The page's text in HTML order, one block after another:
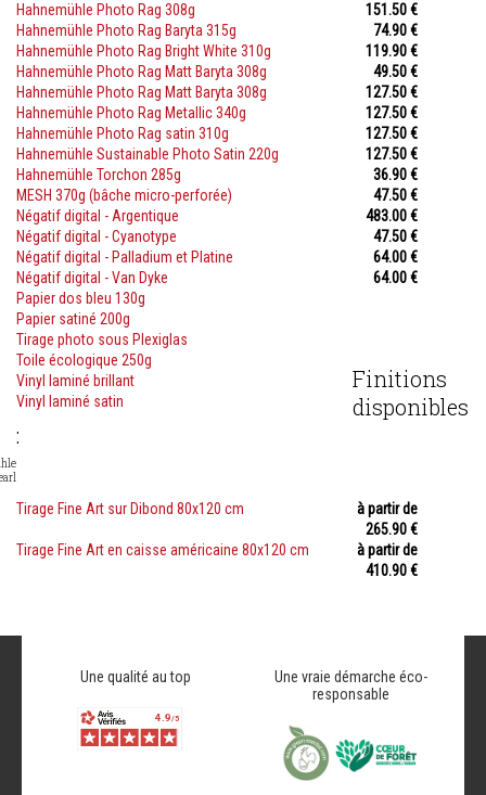
Hahnemühle Photo Rag 308g
Hahnemühle Photo Rag Baryta 315g
Hahnemühle Photo Rag Bright White 310g
Hahnemühle Photo Rag Matt Baryta 308g
Hahnemühle Photo Rag Matt Baryta 308g
Hahnemühle Photo Rag Metallic 340g
Hahnemühle Photo Rag satin 310g
151.50 €
Hahnemühle Sustainable Photo Satin 220g
74.90 €
Hahnemühle Torchon 285g
119.90 €
MESH 370g (bâche micro-perforée)
49.50 €
Négatif digital - Argentique
127.50 €
Négatif digital - Cyanotype
127.50 €
Négatif digital - Palladium et Platine
127.50 €
Négatif digital - Van Dyke
127.50 €
Papier dos bleu 130g
36.90 €
Papier satiné 200g
47.50 €
Tirage photo sous Plexiglas
483.00 €
Toile écologique 250g
47.50 €
Vinyl laminé brillant
64.00 €
Vinyl laminé satin
64.00 €
Finitions
disponibles
:
Tirage Fine Art sur Dibond 80x120 cm
à partir de
265.90 €
Tirage Fine Art en caisse américaine 80x120 cm
à partir de
410.90 €
Une qualité au top
Une vraie démarche éco-
responsable